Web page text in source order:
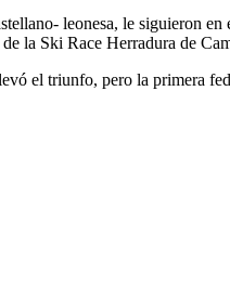
leonesa, le siguieron
la Ski Race Herradura de
el triunfo, pero la primera